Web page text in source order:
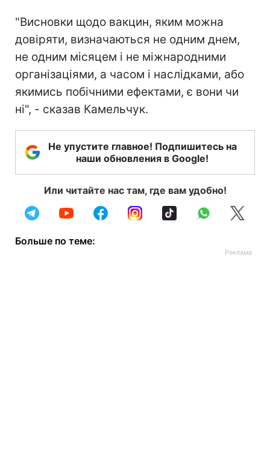
"Висновки щодо вакцин, яким можна
довіряти, визначаються не одним днем,
не одним місяцем і не міжнародними
організаціями, а часом і наслідками, або
якимись побічними ефектами, є вони чи
ні", - сказав Камельчук.
Не упустите главное! Подпишитесь на
наши обновления в Google!
Или читайте нас там, где вам удобно!
Больше по теме: